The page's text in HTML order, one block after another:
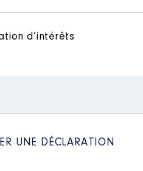
d’intérêts
UNE DÉCLARATION